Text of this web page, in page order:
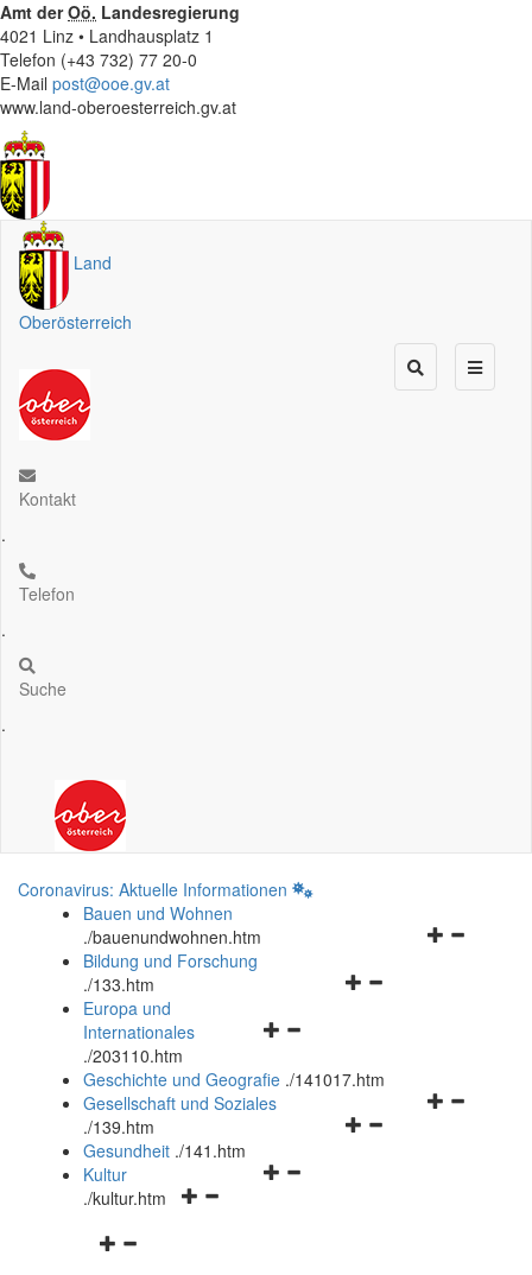
Amt derOö. Landesregierung
4021 Linz • Landhausplatz 1
Telefon (+43 732) 77 20-0
E-Mail post@ooe.gv.at
www.land-oberoesterreich.gv.at
Land
Oberösterreich
Kontakt
.
Telefon
.
Suche
.
Coronavirus: Aktuelle Informationen
Bauen und Wohnen
./bauenundwohnen.htm
Navigationsmenü
Bildung und Forschung
./133.htm
Navigationsmenü
und
schließen
Europa und
Internationales
./203110.htm
Geschichte und Geografie ./141017.htm
Navigationsmenü
Gesellschaft und Soziales
./139.htm
Navigationsmenü
Gesundheit ./141.htm
Navigationsmenü
Kultur
./kultur.htm
Navigationsmenü